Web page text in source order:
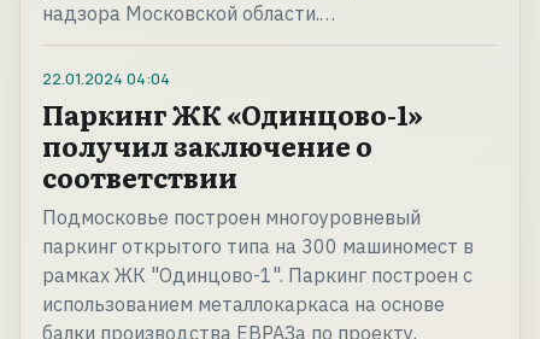
надзора Московской области.…
22.01.2024 04:04
Паркинг ЖК «Одинцово-1»
получил заключение о
соответствии
Подмосковье построен многоуровневый
паркинг открытого типа на 300 машиномест в
рамках ЖК "Одинцово-1". Паркинг построен с
использованием металлокаркаса на основе
балки производства ЕВРАЗа по проекту,